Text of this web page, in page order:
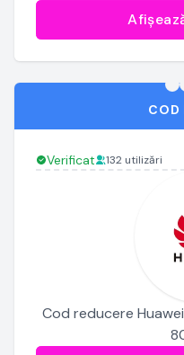
COD
Verificat 132 utilizări
Cod reducere